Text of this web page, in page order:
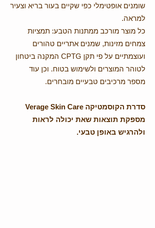
שומנים אופטימלי כפי שקיים בעור בריא וצעיר
למראה.
כל מוצר מורכב ממתנות הטבע: תמציות
צמחים מזינות, שמנים אתריים טהורים
ועוצמתיים על פי תקן CPTG המקנה ביטחון
לטוהר המוצרים ולשימוש בטוח. וכן עוד
מספר מרכיבים טבעיים מובחרים.
סדרת הקוסמטיקה Verage Skin Care
מספקת תוצאות שאת יכולה לראות
ולהרגיש באופן טבעי.